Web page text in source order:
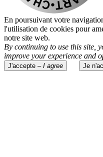
En poursuivant votre
l'utilisation de cookies pour
notre site web.
By continuing to use this site,
improve your experience and
J'accepte – I agree Je